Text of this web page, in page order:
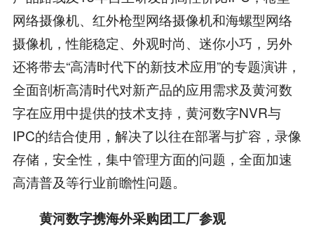
网络摄像机、红外枪型网络摄像机和海螺型网络
摄像机，性能稳定、外观时尚、迷你小巧，另外
还将带去“高清时代下的新技术应用”的专题演讲，
全面剖析高清时代对新产品的应用需求及黄河数
字在应用中提供的技术支持，黄河数字NVR与
IPC的结合使用，解决了以往在部署与扩容，录像
存储，安全性，集中管理方面的问题，全面加速
高清普及等行业前瞻性问题。
黄河数字携海外采购团工厂参观